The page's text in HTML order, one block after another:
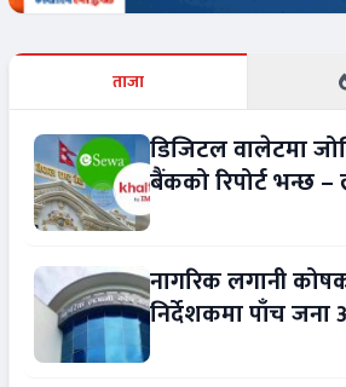
ताजा
डिजिटल वालेटमा
बैंकको रिपोर्ट भन्छ –
नागरिक लगानी
निर्देशकमा पाँच जना